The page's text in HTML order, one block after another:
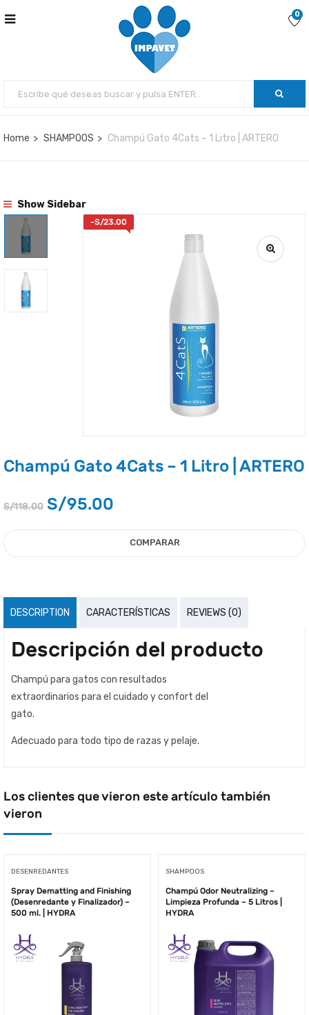
0
Home SHAMPOOS Champú Gato 4Cats – 1 Litro | ARTERO
Show Sidebar
-S/23.00
Champú Gato 4Cats – 1 Litro | ARTERO
S/118.00 S/95.00
COMPARAR
DESCRIPTION CARACTERÍSTICAS REVIEWS (0)
Descripción del producto
Champú para gatos con resultados
extraordinarios para el cuidado y confort del
gato.
Adecuado para todo tipo de razas y pelaje.
Los clientes que vieron este artículo también
vieron
DESENREDANTES
Spray Dematting and Finishing
(Desenredante y Finalizador) –
500 ml. | HYDRA
SHAMPOOS
Champú Odor Neutralizing –
Limpieza Profunda – 5 Litros |
HYDRA